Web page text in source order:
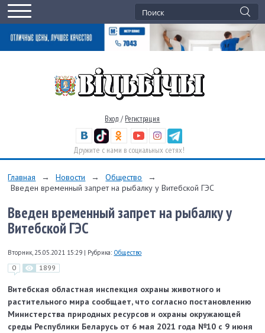
Вход / Регистрация
Дружите с нами в социальных сетях!
Главная → Новости → Общество
→
Введен временный запрет на рыбалку у Витебской ГЭС
Введен временный запрет на рыбалку у
Витебской ГЭС
Вторник, 25.05.2021 15:29 | Рубрика: Общество
0 1899
Витебская областная инспекция охраны животного и
растительного мира сообщает, что согласно постановлению
Министерства природных ресурсов и охраны окружающей
среды Республики Беларусь от 6 мая 2021 года №10 с 9 июня